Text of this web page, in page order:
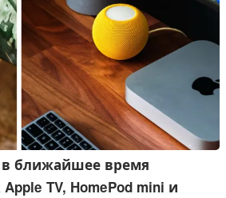
в ближайшее время
TV, HomePod mini и